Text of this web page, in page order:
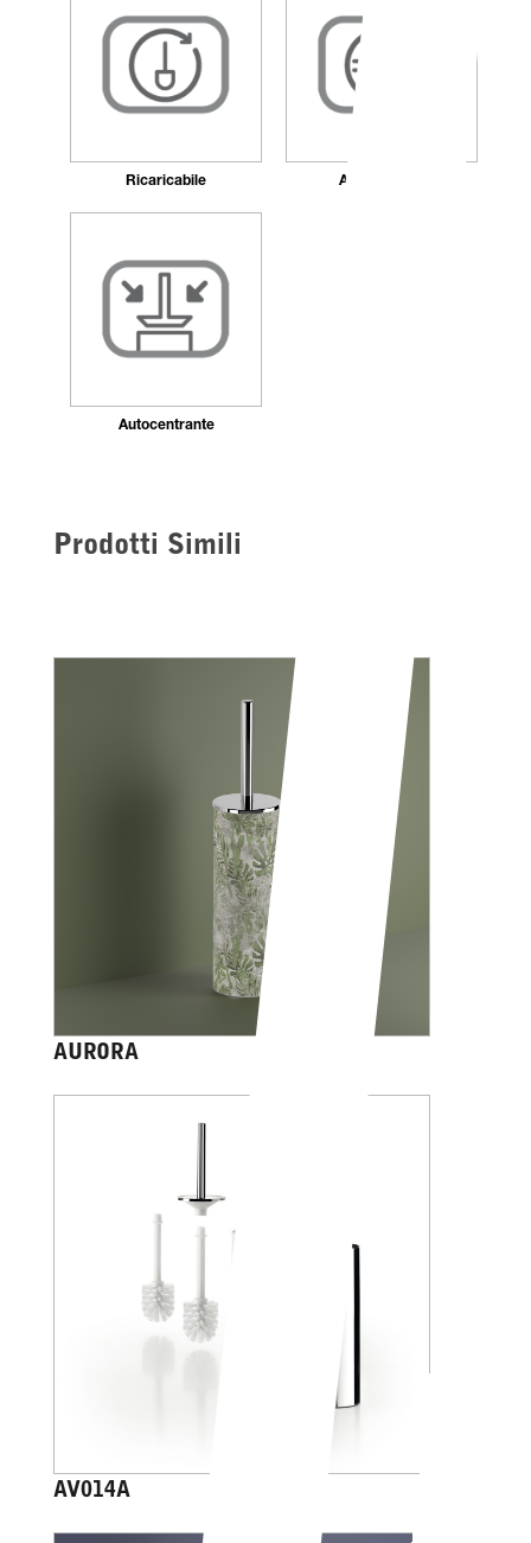
Ricaricabile Antibatterico
Autocentrante
Prodotti Simili
AURORA
AV014A